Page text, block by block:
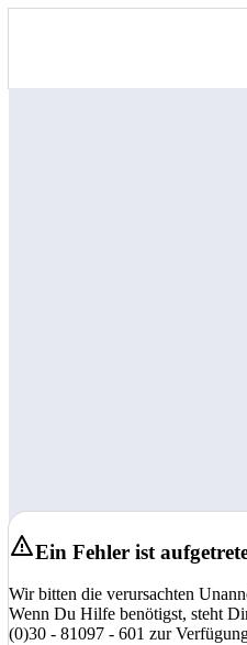
Ein Fehler ist
Wir bitten die verursachten
Wenn Du Hilfe benötigst, steht
(0)30 - 81097 - 601 zur